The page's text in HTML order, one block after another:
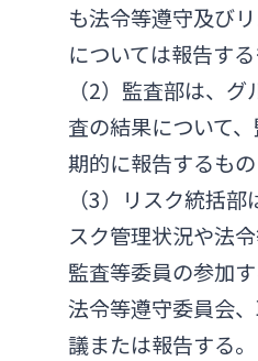
も法令等遵守及び
については報告する
（2）監査部は、
査の結果について
期的に報告するもの
（3）リスク統括
スク管理状況や法
監査等委員の参加
法令等遵守委員会
議または報告する